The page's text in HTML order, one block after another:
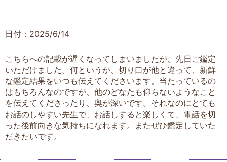
日付：2025/6/14
こちらへの記載が遅くなってしまいましたが、先日ご鑑定
いただけました。何というか、切り口が他と違って、新鮮
な鑑定結果をいつも伝えてくださいます。当たっているの
はもちろんなのですが、他のどなたも仰らないようなこと
を伝えてくださったり、奥が深いです。それなのにとても
お話のしやすい先生で、お話しすると楽しくて、電話を切
った後前向きな気持ちになれます。またぜひ鑑定していた
だきたいです。